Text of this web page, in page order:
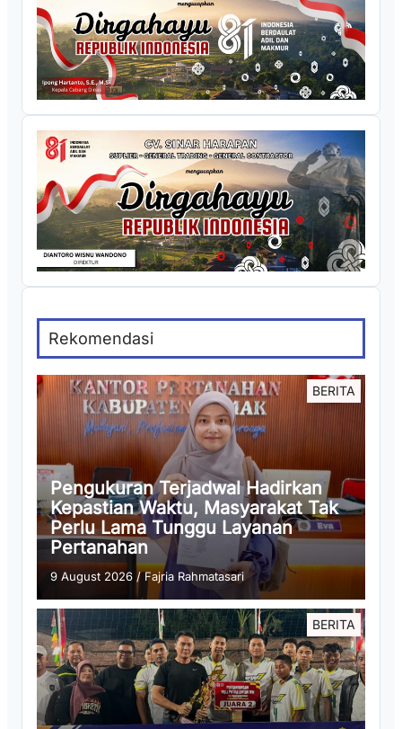
Rekomendasi
BERITA
Pengukuran Terjadwal Hadirkan
Kepastian Waktu, Masyarakat Tak
Perlu Lama Tunggu Layanan
Pertanahan
9 August 2026 /Fajria Rahmatasari
BERITA